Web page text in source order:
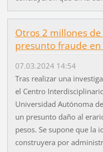
Otros 2 millones
presunto fraude en
07.03.2024 14:54
Tras realizar una
el Centro
Universidad Autónoma
un presunto daño al
pesos. Se supone que la
construyera por